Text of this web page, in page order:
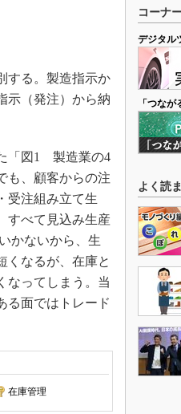
する。製造指示か
示（発注）から納
「図1 製造業の4
も、顧客からの注
受注組み立て生
すべて見込み生産
かないから、生
くなるが、在庫と
なってしまう。当
る面ではトレード
在庫管理
コーナ
デジタル
「つなが
よく読